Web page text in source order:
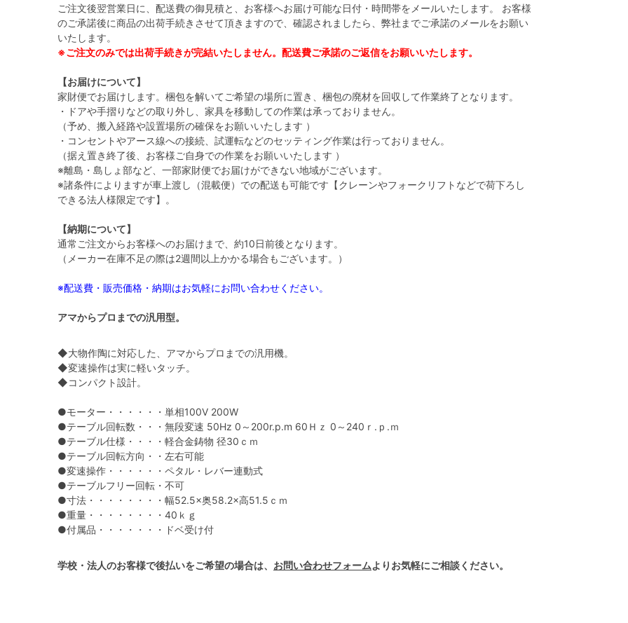
ご注文後翌営業日に、配送費の御見積と、お客様へお届け可能な日付・時間帯をメールいたします。 お客様
のご承諾後に商品の出荷手続きさせて頂きますので、確認されましたら、弊社までご承諾のメールをお願い
いたします。
※ご注文のみでは出荷手続きが完結いたしません。配送費ご承諾のご返信をお願いいたします。
【お届けについて】
家財便でお届けします。梱包を解いてご希望の場所に置き、梱包の廃材を回収して作業終了となります。
・ドアや手摺りなどの取り外し、家具を移動しての作業は承っておりません。
（予め、搬入経路や設置場所の確保をお願いいたします ）
・コンセントやアース線への接続、試運転などのセッティング作業は行っておりません。
（据え置き終了後、お客様ご自身での作業をお願いいたします ）
※離島・島しょ部など、一部家財便でお届けができない地域がございます。
※諸条件によりますが車上渡し（混載便）での配送も可能です【クレーンやフォークリフトなどで荷下ろし
できる法人様限定です】。
【納期について】
通常ご注文からお客様へのお届けまで、約10日前後となります。
（メーカー在庫不足の際は2週間以上かかる場合もございます。）
※配送費・販売価格・納期はお気軽にお問い合わせください。
アマからプロまでの汎用型。
◆大物作陶に対応した、アマからプロまでの汎用機。
◆変速操作は実に軽いタッチ。
◆コンパクト設計。
●モーター・・・・・・単相100V 200W
●テーブル回転数・・・無段変速 50Hz 0～200r.p.m 60Ｈｚ 0～240ｒ.ｐ.ｍ
●テーブル仕様・・・・軽合金鋳物 径30ｃｍ
●テーブル回転方向・・左右可能
●変速操作・・・・・・ペタル・レバー連動式
●テーブルフリー回転・不可
●寸法・・・・・・・・幅52.5×奥58.2×高51.5ｃｍ
●重量・・・・・・・・40ｋｇ
●付属品・・・・・・・ドベ受け付
学校・法人のお客様で後払いをご希望の場合は、 お問い合わせフォームよりお気軽にご相談ください。